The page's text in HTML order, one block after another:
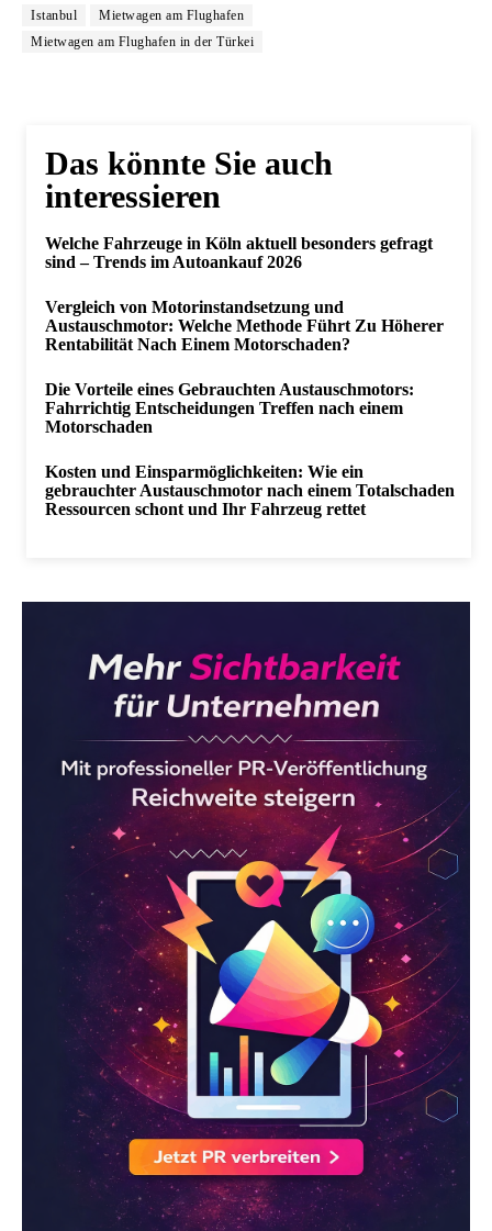
Istanbul
Mietwagen am Flughafen
Mietwagen am Flughafen in der Türkei
Das könnte Sie auch
interessieren
Welche Fahrzeuge in Köln aktuell besonders gefragt
sind – Trends im Autoankauf 2026
Vergleich von Motorinstandsetzung und
Austauschmotor: Welche Methode Führt Zu Höherer
Rentabilität Nach Einem Motorschaden?
Die Vorteile eines Gebrauchten Austauschmotors:
Fahrrichtig Entscheidungen Treffen nach einem
Motorschaden
Kosten und Einsparmöglichkeiten: Wie ein
gebrauchter Austauschmotor nach einem Totalschaden
Ressourcen schont und Ihr Fahrzeug rettet